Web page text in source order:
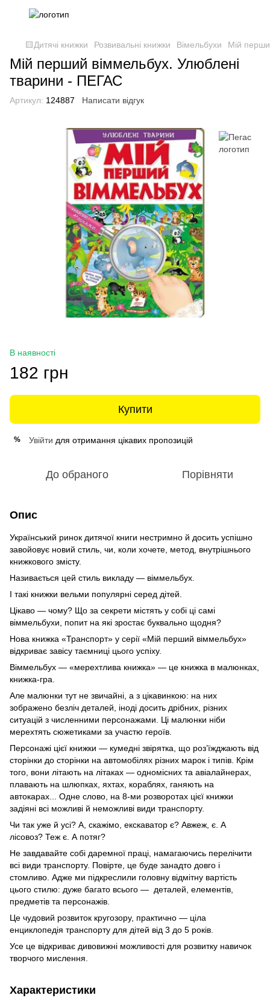
🟨Дитячі книжки Розвивальні книжки Вімельбухи Мій
Мій перший віммельбух. Улюблені
тварини - ПЕГАС
Артикул: 124887 Написати відгук
В наявності
182 грн
Купити
% Увійти для отримання цікавих пропозицій
До обраного Порівняти
Опис
Український ринок дитячої книги нестримно й досить успішно
завойовує новий стиль, чи, коли хочете, метод, внутрішнього
книжкового змісту.
Називається цей стиль викладу — віммельбух.
І такі книжки вельми популярні серед дітей.
Цікаво — чому? Що за секрети містять у собі ці самі
віммельбухи, попит на які зростає буквально щодня?
Нова книжка «Транспорт» у серії «Мій перший віммельбух»
відкриває завісу таємниці цього успіху.
Віммельбух — «мерехтлива книжка» — це книжка в малюнках,
книжка-гра.
Але малюнки тут не звичайні, а з цікавинкою: на них
зображено безліч деталей, іноді досить дрібних, різних
ситуацій з численними персонажами. Ці малюнки ніби
мерехтять сюжетиками за участю героїв.
Персонажі цієї книжки — кумедні звірятка, що роз’їжджають від
сторінки до сторінки на автомобілях різних марок і типів. Крім
того, вони літають на літаках — одномісних та авіалайнерах,
плавають на шлюпках, яхтах, кораблях, ганяють на
автокарах... Одне слово, на 8-ми розворотах цієї книжки
задіяні всі можливі й неможливі види транспорту.
Чи так уже й усі? А, скажімо, екскаватор є? Авжеж, є. А
лісовоз? Теж є. А потяг?
Не завдавайте собі даремної праці, намагаючись перелічити
всі види транспорту. Повірте, це буде занадто довго і
стомливо. Адже ми підкреслили головну відмітну вартість
цього стилю: дуже багато всього — деталей, елементів,
предметів та персонажів.
Це чудовий розвиток кругозору, практично — ціла
енциклопедія транспорту для дітей від 3 до 5 років.
Усе це відкриває дивовижні можливості для розвитку навичок
творчого мислення.
Характеристики